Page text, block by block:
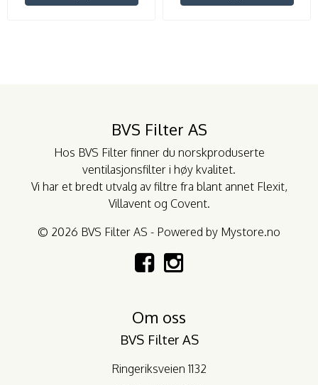
BVS Filter AS
Hos BVS Filter finner du norskproduserte
ventilasjonsfilter i høy kvalitet.
Vi har et bredt utvalg av filtre fra blant annet Flexit,
Villaventog Covent.
© 2026 BVS Filter AS - Powered by Mystore.no
Om oss
BVS Filter AS
Ringeriksveien 1132